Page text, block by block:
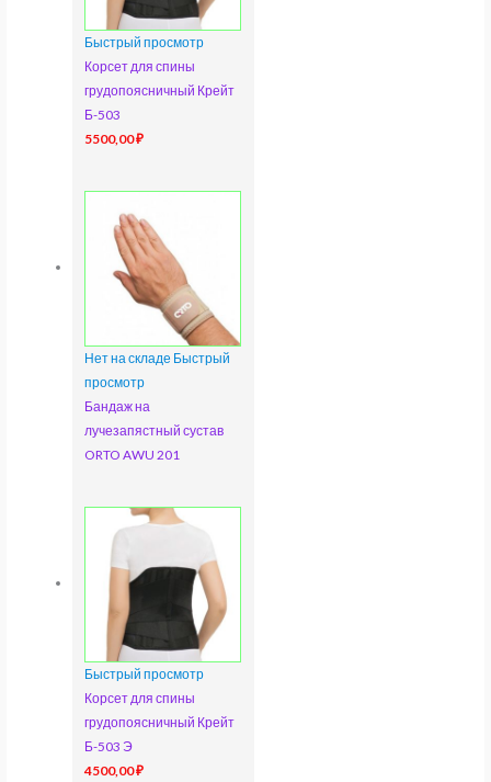
Быстрый просмотр
Корсет для спины
грудопоясничный Крейт
Б-503
5500,00₽
Нет на складе Быстрый
просмотр
Бандаж на
лучезапястный сустав
ORTO AWU 201
Быстрый просмотр
Корсет для спины
грудопоясничный Крейт
Б-503 Э
4500,00₽